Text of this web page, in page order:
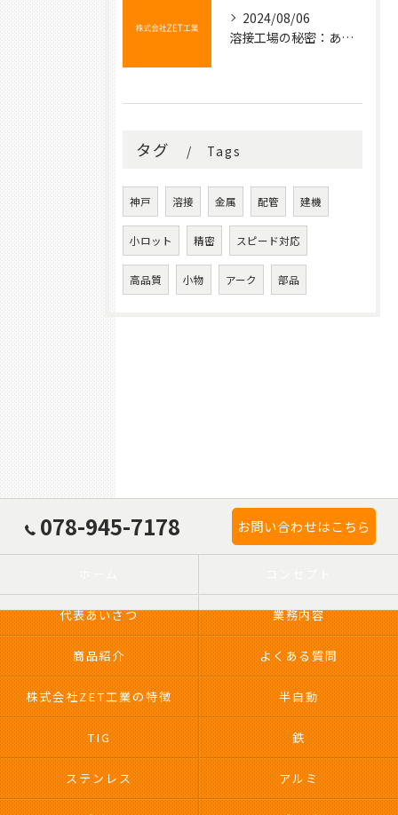
2024/08/06
溶接工場の秘密：あなたの知らない金属の結びつき
タグ Tags
神戸 溶接 金属 配管 建機
小ロット 精密 スピード対応
高品質 小物 アーク 部品
078-945-7178 お問い合わせはこちら
代表あいさつ 業務内容
商品紹介 よくある質問
株式会社ZET工業の特徴 半自動
TIG 鉄
ステンレス アルミ